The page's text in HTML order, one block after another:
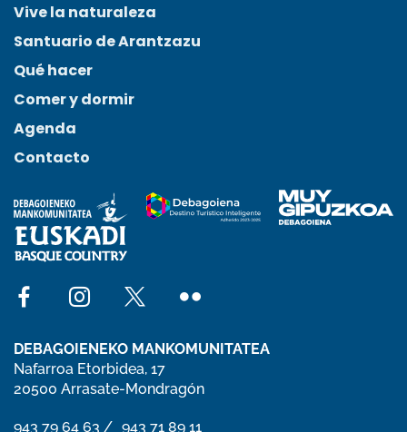
Vive la naturaleza
Santuario de Arantzazu
Qué hacer
Comer y dormir
Agenda
Contacto
Social network facebook
Social network instagram
Social network x
Social network flickr
DEBAGOIENEKO MANKOMUNITATEA
Nafarroa Etorbidea, 17
20500 Arrasate-Mondragón
phone number 943 79 64 63
943 79 64 63 phone number 943 71 89 11
943 71 89 11